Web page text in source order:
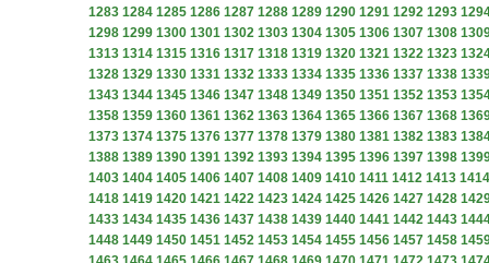
1283 1284 1285 1286 1287 1288 1289 1290 1291 1292 1293
1298 1299 1300 1301 1302 1303 1304 1305 1306 1307 1308
1313 1314 1315 1316 1317 1318 1319 1320 1321 1322 1323
1328 1329 1330 1331 1332 1333 1334 1335 1336 1337 1338
1343 1344 1345 1346 1347 1348 1349 1350 1351 1352 1353
1358 1359 1360 1361 1362 1363 1364 1365 1366 1367 1368
1373 1374 1375 1376 1377 1378 1379 1380 1381 1382 1383
1388 1389 1390 1391 1392 1393 1394 1395 1396 1397 1398
1403 1404 1405 1406 1407 1408 1409 1410 1411 1412 1413 1414
1418 1419 1420 1421 1422 1423 1424 1425 1426 1427 1428
1433 1434 1435 1436 1437 1438 1439 1440 1441 1442 1443
1448 1449 1450 1451 1452 1453 1454 1455 1456 1457 1458